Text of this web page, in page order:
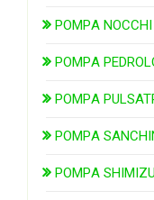
POMPA NOCCHI
POMPA
POMPA
POMPA
POMPA SHIMIZU